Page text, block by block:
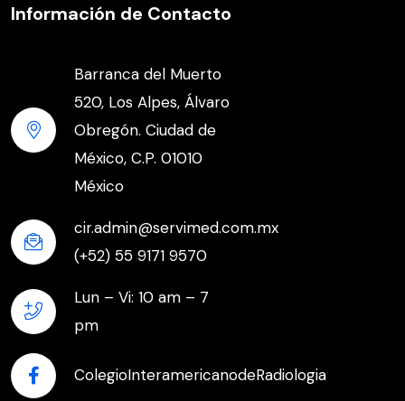
Información de Contacto
Barranca del Muerto
520, Los Alpes, Álvaro
Obregón. Ciudad de
México, C.P. 01010
México
cir.admin@servimed.com.mx
(+52) 55 9171 9570
Lun – Vi: 10 am – 7
pm
ColegioInteramericanodeRadiologia